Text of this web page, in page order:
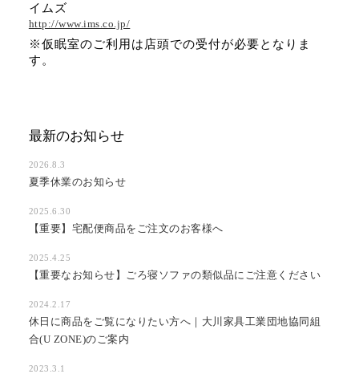
イムズ
http://www.ims.co.jp/
※仮眠室のご利用は店頭での受付が必要となりま
す。
最新のお知らせ
2026.8.3
夏季休業のお知らせ
2025.6.30
【重要】宅配便商品をご注文のお客様へ
2025.4.25
【重要なお知らせ】ごろ寝ソファの類似品にご注意ください
2024.2.17
休日に商品をご覧になりたい方へ｜大川家具工業団地協同組
合(U ZONE)のご案内
2023.3.1